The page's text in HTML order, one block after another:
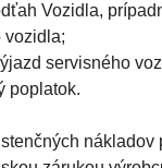
Vozidla,
vozidla;
servisného
poplatok.
nákladov